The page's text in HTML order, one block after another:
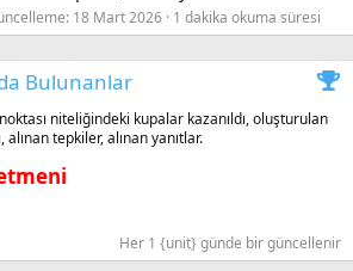
18 Mart 2026 1 dakika okuma süresi
Bulunanlar
niteliğindeki kupalar kazanıldı, oluşturulan
tepkiler, alınan yanıtlar.
Her 1 {unit} günde bir güncellenir